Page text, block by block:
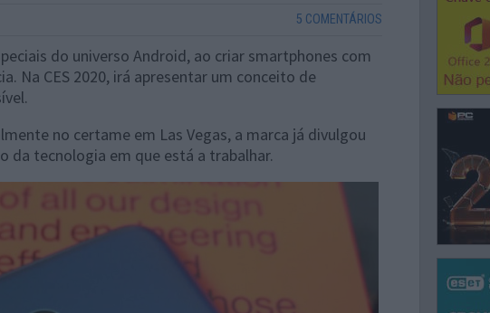
5 COMENTÁRIOS
do universo Android, ao criar smartphones com
Na CES 2020, irá apresentar um conceito de
no certame em Las Vegas, a marca já divulgou
da tecnologia em que está a trabalhar.